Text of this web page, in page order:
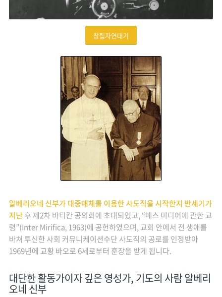
창립자연대기
알베리오네 신부가 대중매체를 이용한 사도직을 시작한지 반세기가
지난후 제2차 바티칸 공의회에 초대되었고, “매스 미디어에 관한 교
령”(Inter Mirifica, 1963)에 공헌하였으며, 교회 안에서 전 생애를
바쳐 투신한 사회 커뮤니케이션수단 사도직의 공로를 인정받아
1969년에 교황 바오로 6세로부터 훈장을 받게 됩니다.
대단한 활동가이자 깊은 영성가, 기도의 사람 알베리
오네 신부